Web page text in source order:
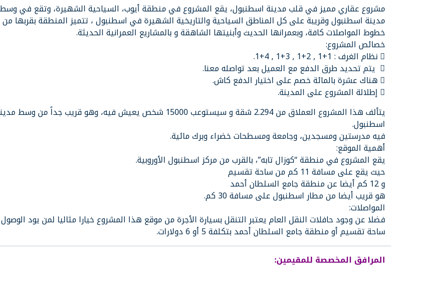
مشروع عقاري مميز في قلب مدينة اسطنبول، يقع المشروع في منطقة أيوب، السياحية الشهيرة، وتقع في وسط
مدينة اسطنبول وقريبة على كل المناطق السياحية والتاريخية الشهيرة في اسطنبول ، تتميز المنطقة بقربها من
خطوط المواصلات كافة، وبعمرانها الحديث وأبنيتها الشاهقة و بالمشاريع العمرانية الحديثة.
خصائص المشروع:
 نظام الغرف : 1+1 , 2+1 , 3+1 , 4+1.
 يتم تحديد طرق الدفع مع العميل بعد تواصله معنا.
 هناك عشرة بالمائة خصم على اختيار الدفع كاش.
 إطلالة المشروع على المدينة.
يتألف هذا المشروع العملاق من 2.294 شقة و سيستوعب 15000 شخص يعيش فيه، وهو قريب جداً من وسط
اسطنبول.
فيه مدرستين ومسجدين، وجامعة ومسطحات خضراء وبرك مائية.
أهمية الموقع:
يقع المشروع في منطقة “كوزال تابه”، بالقرب من مركز اسطنبول الأوروبية.
حيث يقع على مسافة 11 كم من ساحة تقسيم
و 12 كم أيضا عن منطقة جامع السلطان أحمد
هو قريب أيضا من مطار اسطنبول على مسافة 30 كم.
المواصلات:
فضلا عن وجود حافلات النقل العام يعتبر التنقل بسيارة الأجرة من موقع هذا المشروع خيارا مثاليا لمن يود
ساحة تقسيم أو منطقة جامع السلطان أحمد بتكلفة 5 أو 6 دولارات.
المرافق المخصصة للمقيمين: